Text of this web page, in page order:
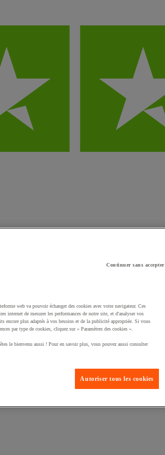
Continuer sans accepter
web va pouvoir échanger des cookies avec votre navigateur. Ces
internet de mesurer les performances de notre site, et d'analyser vos
encore plus adaptés à vos besoins et de la publicité appropriée. Si vous
par type de cookies, cliquez sur « Paramètres des cookies ».
le bienvenu aussi ! Pour en savoir plus, vous pouvez aussi consulter
Autoriser tous les cookies